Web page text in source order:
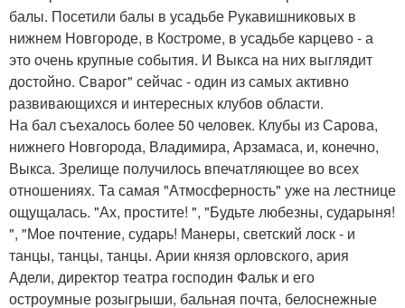
балы. Посетили балы в усадьбе Рукавишниковых в
нижнем Новгороде, в Костроме, в усадьбе карцево - а
это очень крупные события. И Выкса на них выглядит
достойно. Сварог" сейчас - один из самых активно
развивающихся и интересных клубов области.
На бал съехалось более 50 человек. Клубы из Сарова,
нижнего Новгорода, Владимира, Арзамаса, и, конечно,
Выкса. Зрелище получилось впечатляющее во всех
отношениях. Та самая "Атмосферность" уже на лестнице
ощущалась. "Ах, простите! ", "Будьте любезны, сударыня!
", "Мое почтение, сударь! Манеры, светский лоск - и
танцы, танцы, танцы. Арии князя орловского, ария
Адели, директор театра господин Фальк и его
остроумные розыгрыши, бальная почта, белоснежные